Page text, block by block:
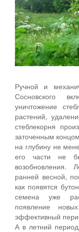
Ручной и
Сосновского
уничтожение
растений,
стеблекорня
заточенным
на глубину не
его части не
возобновления.
ранней весной,
как появятся
семена уже
появление
эффективный
А в летний